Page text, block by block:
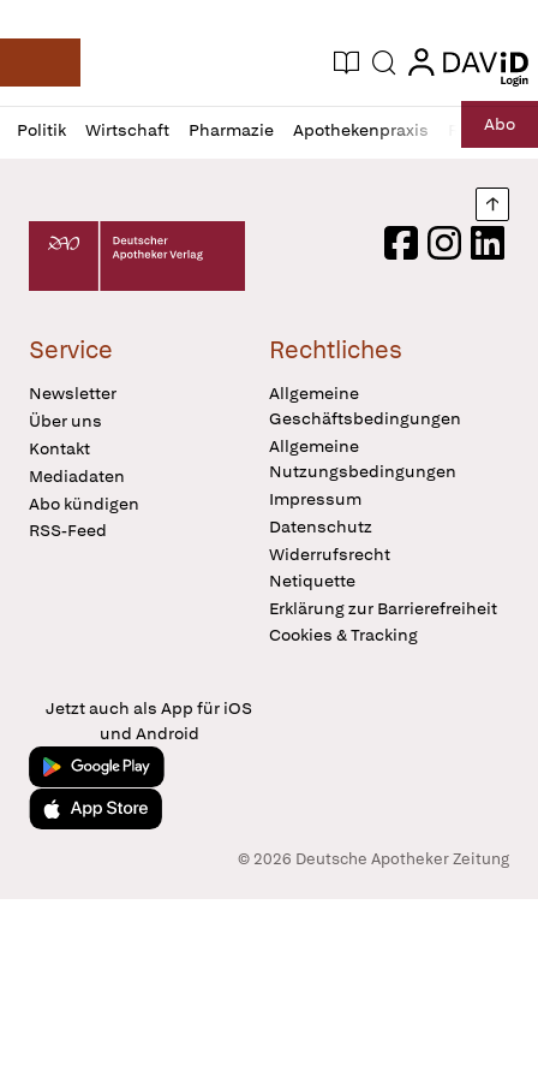
Deutsche Apotheker Zeitung
Aktuelle Ausgabe
Suche login
login
Politik Wirtschaft Pharmazie Apothekenpraxis RechtAbo
Profil
öffnen
Daz
Pur
Deutscher Apotheker Verlag Logo
FacebookInstagram
Service
Newsletter
Über uns
Kontakt
Mediadaten
Abo kündigen
RSS-Feed
Rechtliches
Allgemeine
Geschäftsbedingungen
Allgemeine
Nutzungsbedingungen
Impressum
Datenschutz
Widerrufsrecht
Netiquette
Erklärung zur Barrierefreiheit
Cookies & Tracking
Jetzt auch als App für iOS
und Android
Jetzt bei Google Play
Laden im App Store
© 2026 Deutsche Apotheker Zeitung